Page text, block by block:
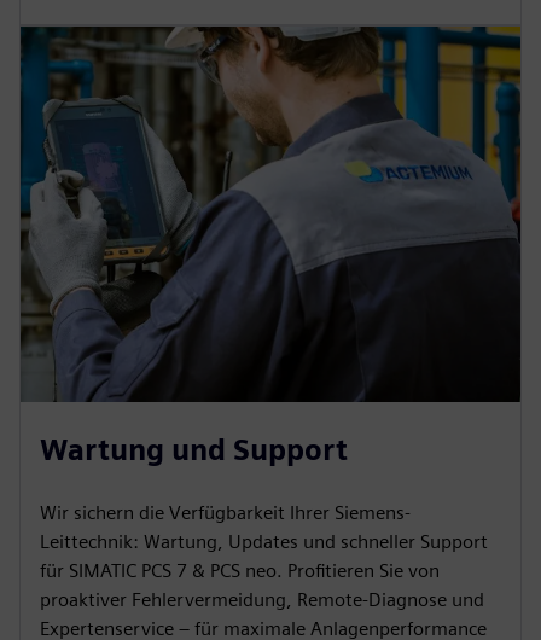
Wartung und Support
Wir sichern die Verfügbarkeit Ihrer Siemens-
Leittechnik: Wartung, Updates und schneller Support
für SIMATIC PCS 7 & PCS neo. Profitieren Sie von
proaktiver Fehlervermeidung, Remote-Diagnose und
Expertenservice – für maximale Anlagenperformance